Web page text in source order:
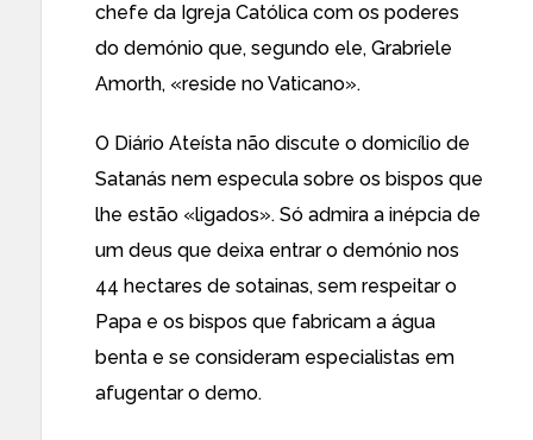
chefe da Igreja Católica com os poderes
do demónio que, segundo ele, Grabriele
Amorth, «reside no Vaticano».
O Diário Ateísta não discute o domicílio de
Satanás nem especula sobre os bispos que
lhe estão «ligados». Só admira a inépcia de
um deus que deixa entrar o demónio nos
44 hectares de sotainas, sem respeitar o
Papa e os bispos que fabricam a água
benta e se consideram especialistas em
afugentar o demo.